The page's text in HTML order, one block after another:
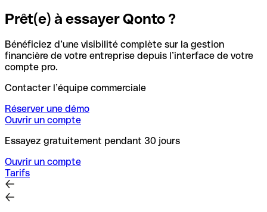
Prêt(e) à essayer Qonto ?
Bénéficiez d’une visibilité complète sur la gestion
financière de votre entreprise depuis l’interface de votre
compte pro.
Contacter l’équipe commerciale
Réserver une démo
Ouvrir un compte
Essayez gratuitement pendant 30 jours
Ouvrir un compte
Tarifs